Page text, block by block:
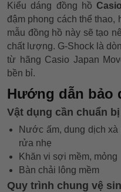
Kiểu dáng đồng hồ
đậm phong cách thể thao,
mẫu đồng hồ này sẽ tạo
chất lượng. G-Shock là
từ hãng Casio Japan
bền bỉ.
Hướng dẫn bảo
Vật dụng cần chuẩn bị
Nước ấm, dung dịch
rửa nhẹ
Khăn vi sợi mềm, mỏng
Bàn chải lông mềm
Quy trình chung vệ